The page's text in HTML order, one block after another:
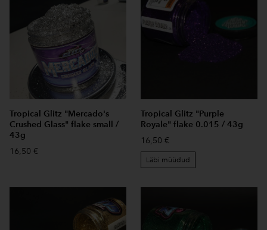
Tropical Glitz "Mercado's
Crushed Glass" flake small /
43g
16,50 €
Tropical Glitz "Purple
Royale" flake 0.015 / 43g
16,50 €
Läbi müüdud